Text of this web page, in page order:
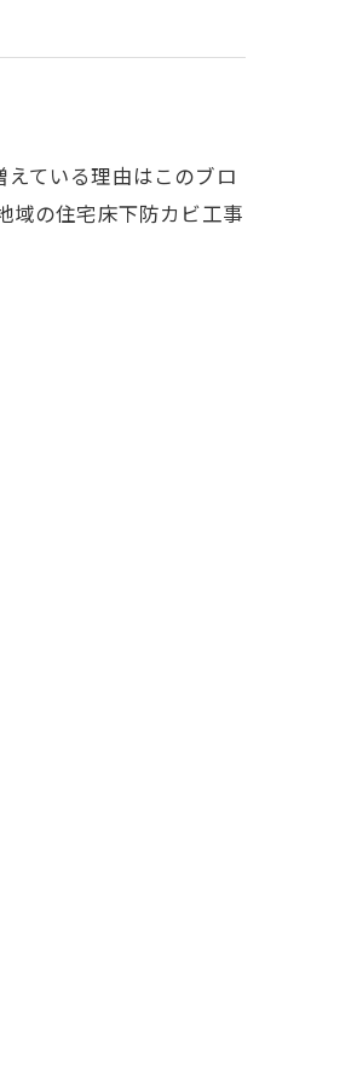
ている理由はこのブロ
域の住宅床下防カビ工事